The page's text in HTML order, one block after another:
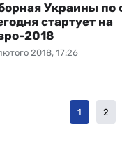
2018, 17:26
Украины по
стартует на
2018
1 2